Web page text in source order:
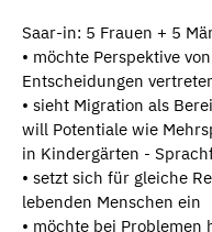
Saar-in: 5 Frauen + 5
• möchte Perspektive
Entscheidungen
• sieht Migration als
will Potentiale wie
in Kindergärten -
• setzt sich für gleiche
lebenden Menschen ein
• möchte bei